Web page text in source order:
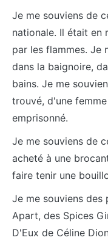
Je me souviens de
nationale. Il était en
par les flammes. Je
dans la baignoire,
bains. Je me
trouvé, d'une
emprisonné.
Je me souviens de
acheté à une
faire tenir une
Je me souviens des
Apart, des Spices
D'Eux de Céline